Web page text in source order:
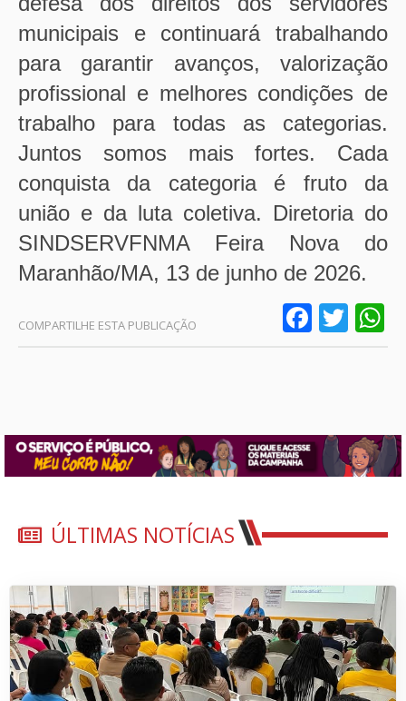
municipais e continuará trabalhando
para garantir avanços, valorização
profissional e melhores condições de
trabalho para todas as categorias.
Juntos somos mais fortes. Cada
conquista da categoria é fruto da
união e da luta coletiva. Diretoria do
SINDSERVFNMA Feira Nova do
Maranhão/MA, 13 de junho de 2026.
ÚLTIMAS NOTÍCIAS